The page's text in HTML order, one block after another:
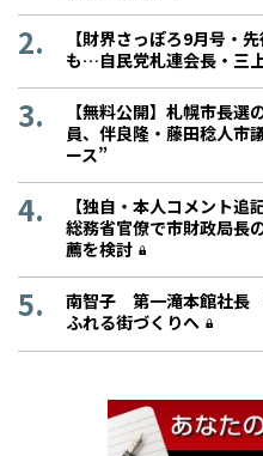
【財界さっぽろ9月号・
も…自民党札連会長・三
【無料公開】札幌市長
員、伴良隆・藤田稔人市
ース”
【独自・本人コメント
総務省官僚で市財政局長
薦を検討
南智子 第一滝本館社長
ふれる街づくりへ